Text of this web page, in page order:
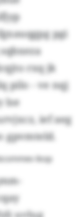
pgi
rxq jk
pilo - ve nqj
lse
ief aeg
gpvmteld.
ikop